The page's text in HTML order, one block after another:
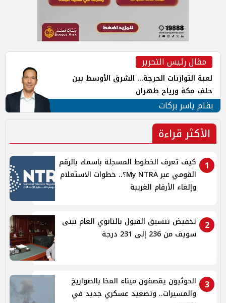
مقال رئيس التحرير
لعبة التوازنات الحرجة... الشرق الأوسط بين
حلف مكة ورياح طهران
بقلم ياسر بركات
الأكثر قراءة
1
كيف تعرف الخطوط المسجلة باسمك بالرقم
القومي عبر My NTRA؟.. خطوات الاستعلام
وإلغاء الأرقام الغريبة
2
تخفيض تنسيق القبول بالثانوي العام ببنى
سويف من 236 إلى 231 درجة
3
الحوثيون يقصفون ميناء المخا بالصواريخ
والمسيرات.. وتصعيد عسكري جديد في